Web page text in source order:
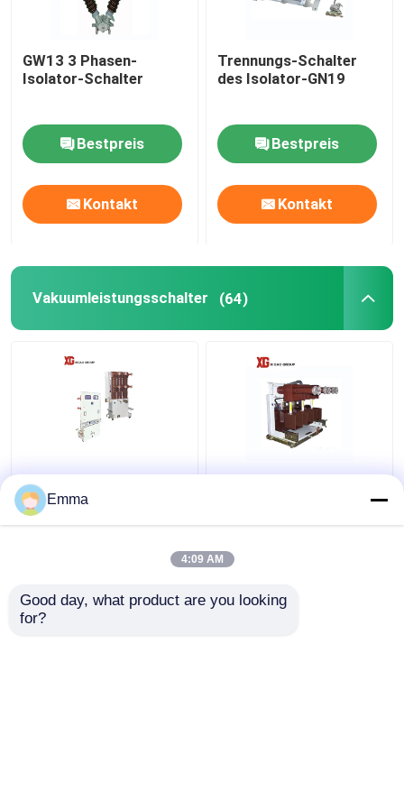
GW13 3 Phasen-
Isolator-Schalter
Bestpreis
Kontakt
Trennungs-Schalter
des Isolator-GN19
Bestpreis
Kontakt
Vakuumleistungsschalter (64)
Leistungsschalter des
Vakuum40.5kv
Emma
4:09 AM
Good day, what product are you looking
for?